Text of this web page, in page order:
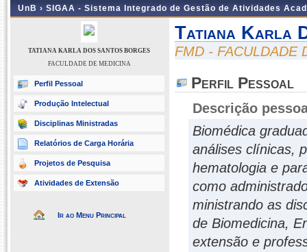
UnB › SIGAA - Sistema Integrado de Gestão de Atividades
TATIANA KARLA DOS SANTOS BORGES
FACULDADE DE MEDICINA
Perfil Pessoal
Produção Intelectual
Disciplinas Ministradas
Relatórios de Carga Horária
Projetos de Pesquisa
Atividades de Extensão
Ir ao Menu Principal
Tatiana Karla
FMD - FACULDADE
Perfil Pessoal
Descrição
Biomédica
análises clínicas,
hematologia e
como
ministrando as
de Biomedicina,
extensão e